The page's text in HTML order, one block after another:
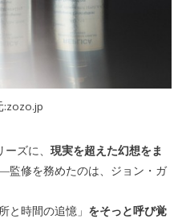
ーター】
め
すすめ
ウィスパー】は女性に好
:zozo.jp
ズに、 現実を超えた幻想をま
修を務めたのは、ジョン・ガ
と時間の追憶」 をそっと呼び覚